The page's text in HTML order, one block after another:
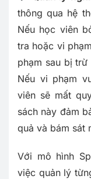
thông qua hệ
Nếu học viên
tra hoặc vi
phạm sau bị
Nếu vi phạm
viên sẽ mất
sách này đảm
quả và bám sát
Với mô hình
việc quản lý